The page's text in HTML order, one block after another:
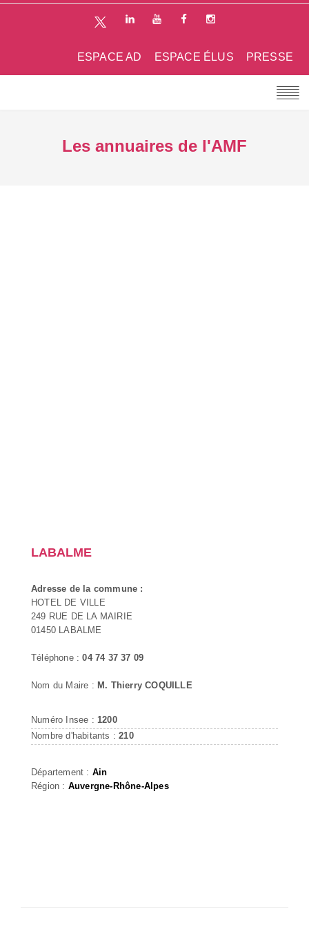
PRESSE
ESPACE ÉLUS
ESPACE AD
Les annuaires de l'AMF
LABALME
Adresse de la commune :
HOTEL DE VILLE
249 RUE DE LA MAIRIE
01450 LABALME
Téléphone :04 74 37 37 09
Nom du Maire : M. Thierry COQUILLE
Numéro Insee : 1200
Nombre d'habitants :210
Département : Ain
Région : Auvergne-Rhône-Alpes